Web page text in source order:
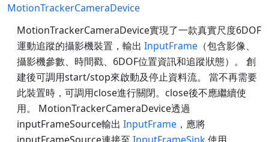
MotionTrackerCameraDevice
MotionTrackerCameraDevice實現了一款真實尺度6DOF
運動追蹤的攝影機裝置，輸出 InputFrame （包含影像、
攝影機參數、時間戳、6DOF位置資訊和追蹤狀態）。 創
建後可調用start/stop來啟動及停止資料流。 當不再需要
此裝置時，可調用close進行關閉。close後不應繼續使
用。 MotionTrackerCameraDevice透過
inputFrameSource輸出 InputFrame ，應將
inputFrameSource連接至 InputFrameSink使用。